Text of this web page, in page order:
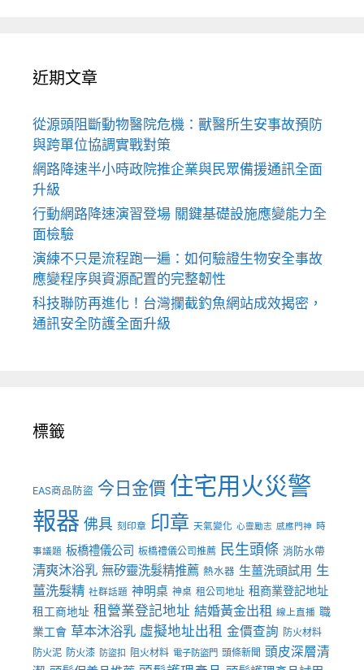
近期文章
從源頭阻斷動物醫院危機：獸醫所生安事故預防
與跨單位協調實戰對策
網路降速半小時政院推企業與民眾備援通訊全面
升級
行動網路降速演習登場 關鍵基礎設施應變能力全
面檢驗
演練不只是流程跑一遍：如何驗證生物安全事故
應變程序與資源配置的完整韌性
科技聯防再進化！台灣攔截釣魚網站成效揭密，
通訊安全防護全面升級
標籤
EAS商品防盜 今日金價 住宅用火災警
報器 佛具 刻印章 印章 天氣變化 心靈勵志 感應門神 時
事議題 板橋禮儀公司 板橋禮儀公司推薦 民生頭條 消防水帶
清爽沐浴乳 無矽靈洗髮精推薦 熱水器 生薑洗頭試用 生
薑洗髮精 社群話題 神明桌 神桌 租公司地址 租商業登記地址
租工商地址 租營業登記地址 結婚黃金出租 線上直播 職
業工會 草本沐浴乳 虛擬地址出租 金價查詢 防火材料
防火泥 防火漆 防盜扣 阻火材料 電子防盜門 頭條新聞 頭皮深層清